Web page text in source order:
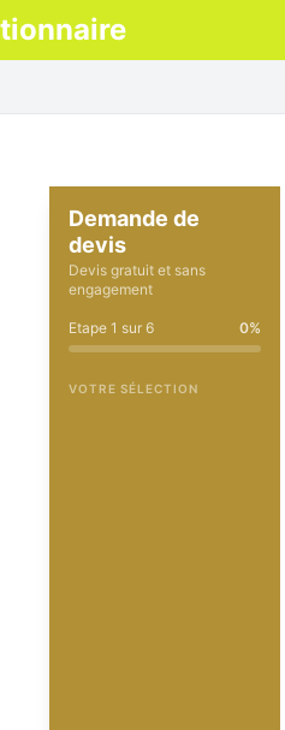
Demande de
devis
Devis gratuit et sans
engagement
Etape 1 sur 6 0%
VOTRE SÉLECTION